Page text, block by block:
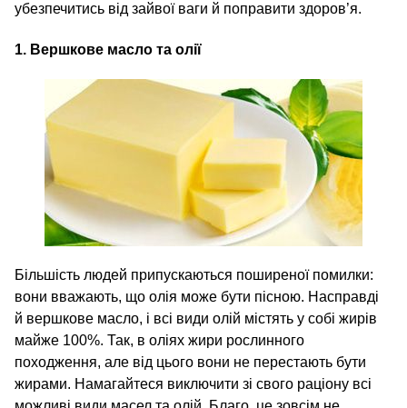
убезпечитись від зайвої ваги й поправити здоров’я.
1. Вершкове масло та олії
Більшість людей припускаються поширеної помилки:
вони вважають, що олія може бути пісною. Насправді
й вершкове масло, і всі види олій містять у собі жирів
майже 100%. Так, в оліях жири рослинного
походження, але від цього вони не перестають бути
жирами. Намагайтеся виключити зі свого раціону всі